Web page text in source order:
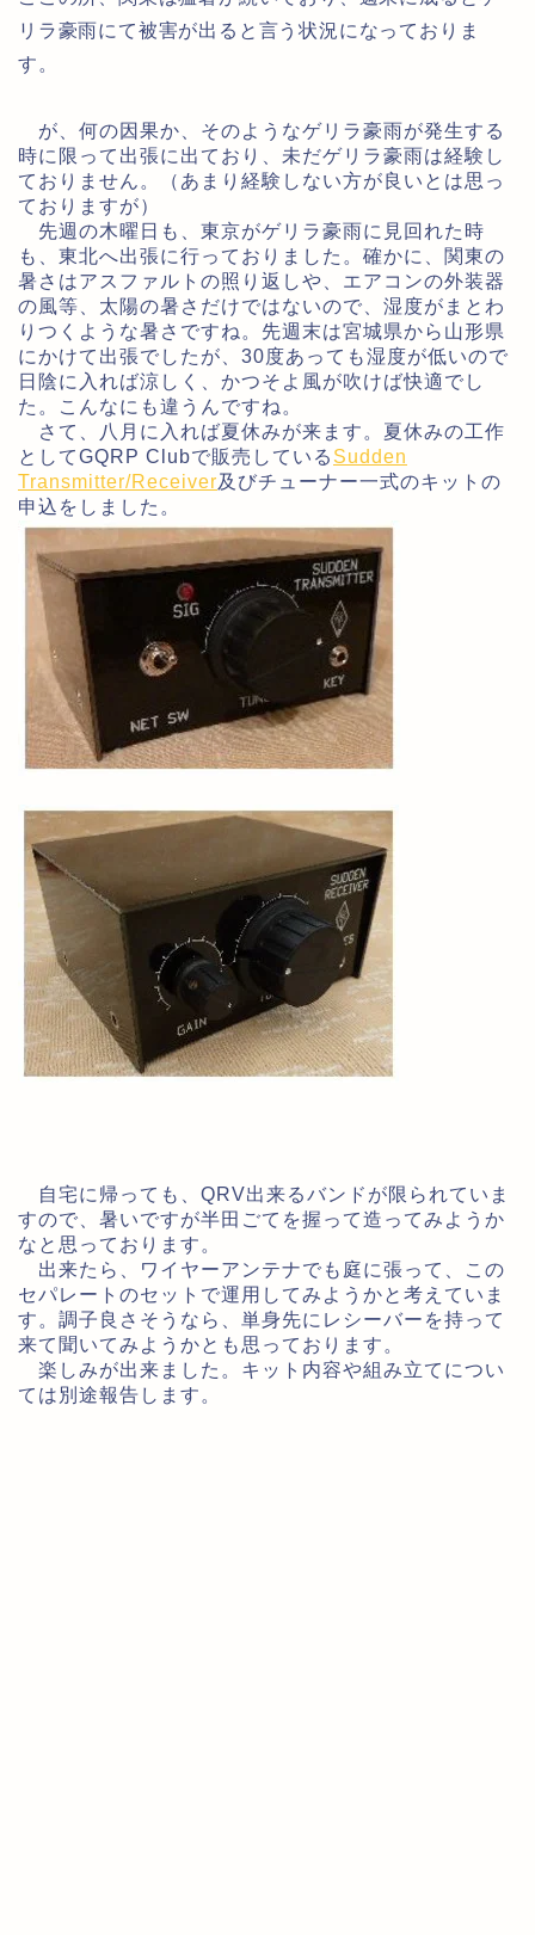
リラ豪雨にて被害が出ると言う状況になっておりま
す。
が、何の因果か、そのようなゲリラ豪雨が発生する
時に限って出張に出ており、未だゲリラ豪雨は経験し
ておりません。（あまり経験しない方が良いとは思っ
ておりますが）
先週の木曜日も、東京がゲリラ豪雨に見回れた時
も、東北へ出張に行っておりました。確かに、関東の
暑さはアスファルトの照り返しや、エアコンの外装器
の風等、太陽の暑さだけではないので、湿度がまとわ
りつくような暑さですね。先週末は宮城県から山形県
にかけて出張でしたが、30度あっても湿度が低いので
日陰に入れば涼しく、かつそよ風が吹けば快適でし
た。こんなにも違うんですね。
さて、八月に入れば夏休みが来ます。夏休みの工作
としてGQRP Clubで販売している Sudden
Transmitter/Receiver及びチューナー一式のキットの
申込をしました。
自宅に帰っても、QRV出来るバンドが限られていま
すので、暑いですが半田ごてを握って造ってみようか
なと思っております。
出来たら、ワイヤーアンテナでも庭に張って、この
セパレートのセットで運用してみようかと考えていま
す。調子良さそうなら、単身先にレシーバーを持って
来て聞いてみようかとも思っております。
楽しみが出来ました。キット内容や組み立てについ
ては別途報告します。